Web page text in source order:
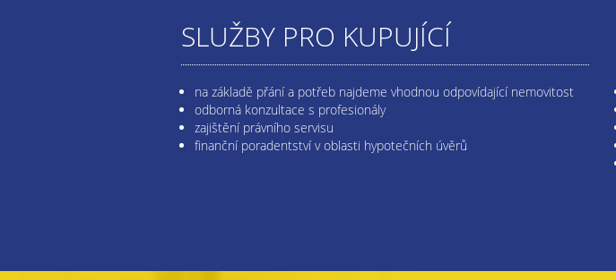
SLUŽBY PRO KUPUJÍCÍ
na základě přání a potřeb najdeme vhodnou odpovídající nemovitost
odborná konzultace s profesionály
zajištění právního servisu
finanční poradentství v oblasti hypotečních úvěrů